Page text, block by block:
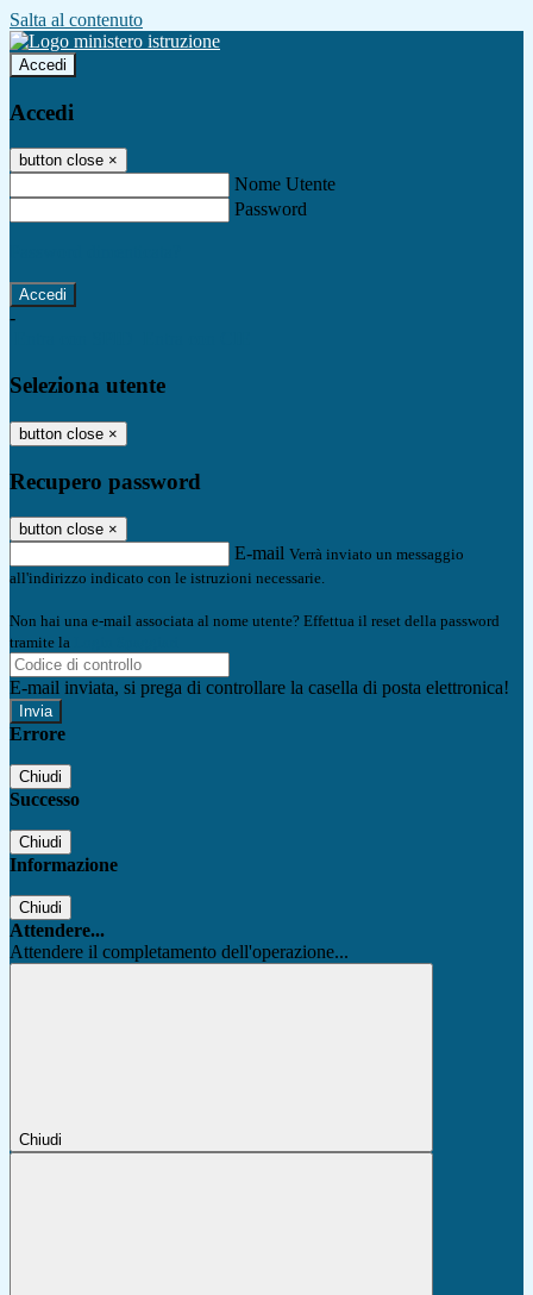
Salta al contenuto
Accedi
Accedi
button close ×
Nome Utente
Password
-
Seleziona utente
button close ×
Recupero password
button close ×
E-mail Verrà inviato un messaggio
all'indirizzo indicato con le istruzioni necessarie.
Non hai una e-mail associata al nome utente? Effettua il reset della password
tramite la
E-mail inviata, si prega di controllare la casella di posta elettronica!
Errore
Chiudi
Successo
Chiudi
Informazione
Chiudi
Attendere...
Attendere il completamento dell'operazione...
Chiudi